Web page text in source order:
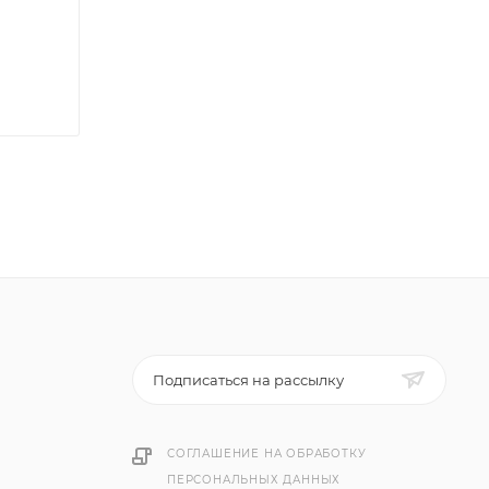
Подписаться на рассылку
СОГЛАШЕНИЕ НА ОБРАБОТКУ
ПЕРСОНАЛЬНЫХ ДАННЫХ